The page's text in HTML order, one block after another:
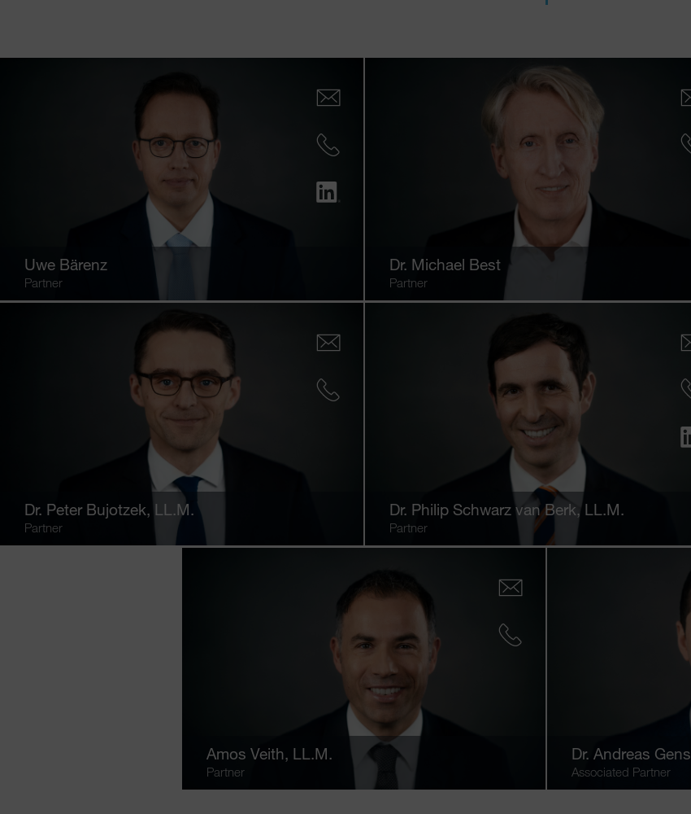
Uwe Bärenz
Partner
Dr. Michael Best
Partner
Dr. Peter Bujotzek , LL.M.
Partner
Dr. Philip Schwarz van Berk , LL.M.
Partner
Amos Veith, LL.M.
Partner
Dr. Andreas Gens
Associated Partner